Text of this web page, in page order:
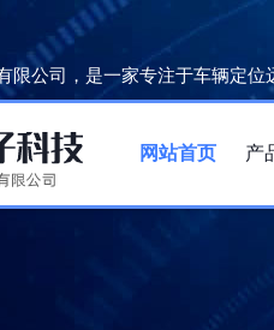
限公司，是一家专注于车辆定位
网站首页 产